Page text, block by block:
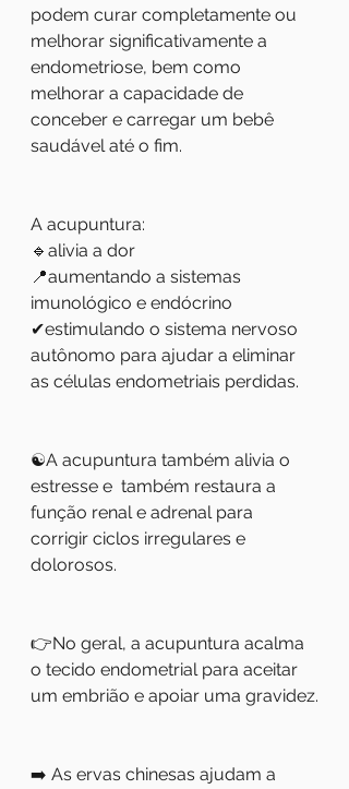
podem curar completamente ou
melhorar significativamente a
endometriose, bem como
melhorar a capacidade de
conceber e carregar um bebê
saudável até o fim.
A acupuntura:
🔹️alivia a dor
📍aumentando a sistemas
imunológico e endócrino
✔estimulando o sistema nervoso
autônomo para ajudar a eliminar
as células endometriais perdidas.
☯️A acupuntura também alivia o
estresse e  também restaura a
função renal e adrenal para
corrigir ciclos irregulares e
dolorosos.
👉No geral, a acupuntura acalma
o tecido endometrial para aceitar
um embrião e apoiar uma gravidez.
➡️ As ervas chinesas ajudam a